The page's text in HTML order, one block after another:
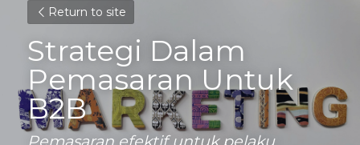
Return to site
Strategi Dalam
Pemasaran Untuk
B2B
Pemasaran efektif untuk pelaku